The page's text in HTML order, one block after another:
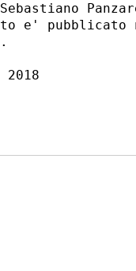
e' pubblicato
2018